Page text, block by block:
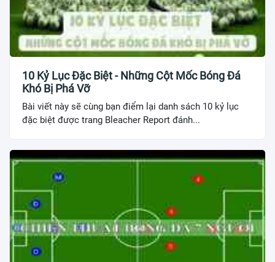
10 Kỷ Lục Đặc Biệt - Những Cột Mốc Bóng Đá
Khó Bị Phá Vỡ
Bài viết này sẽ cùng bạn điểm lại danh sách 10 kỷ lục
đặc biệt được trang Bleacher Report đánh...